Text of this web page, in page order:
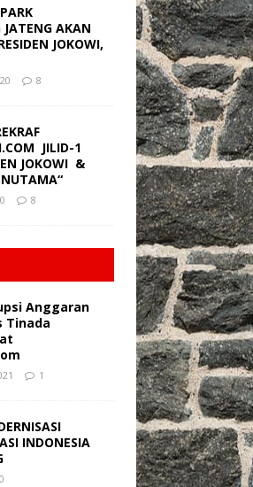
AKAN
JOKOWI,
8
JILID-1
JOKOWI &
8
Anggaran
Tinada
1
INDONESIA
0